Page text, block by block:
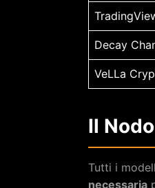
Decay
VeLLa
Il
Tutti i
necessaria